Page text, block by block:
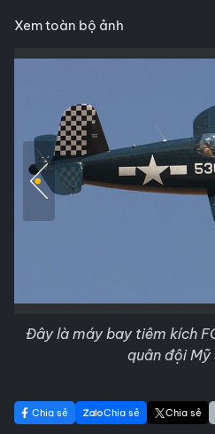
Xem toàn bộ ảnh
Đây là máy bay tiêm kích
quân đội Mỹ
Chia sẻ Chia sẻ Chia sẻ